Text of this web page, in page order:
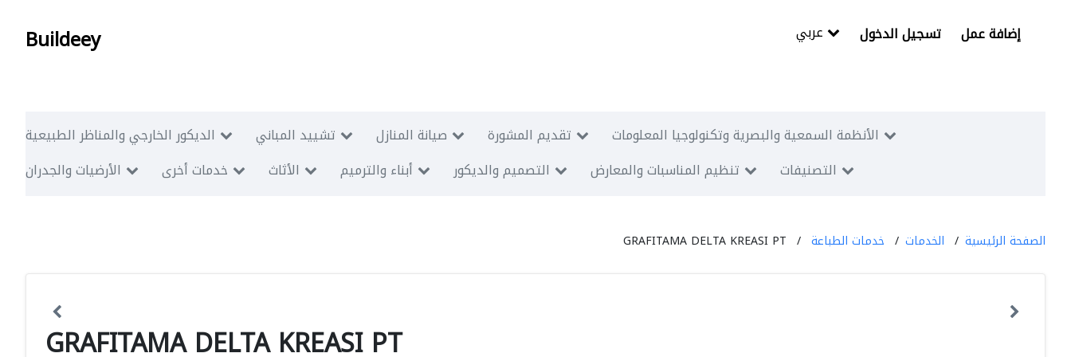
Buildeey تسجيل الدخول إضافة عمل
الديكور الخارجي والمناظر الطبيعية تشييد المباني صيانة المنازل تقديم المشورة
الأنظمة السمعية والبصرية وتكنولوجيا المعلومات
الأرضيات والجدران
خدمات أخرى الأثاث أبناء والترميم التصميم والديكور تنظيم المناسبات والمعارض التصنيفات
الصفحة الرئيسية الخدمات خدمات الطباعة GRAFITAMA DELTA KREASI PT
GRAFITAMA DELTA KREASI PT